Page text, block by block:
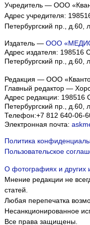
Учредитель — ООО
Адрес учредителя:
Петербургский пр.,
Издатель — ООО
Адрес издателя: 198516
Петербургский пр., д.60,
Редакция — ООО
Главный редактор —
Адрес редакции: 198516
Петербургский пр.,
Телефон:+7 812 640-06-
Электронная почта:
Политика
Пользовательское
О фотографиях и других
Мнение редакции не
статей.
Любая перепечатка
Несанкционированное
Все права защищены.